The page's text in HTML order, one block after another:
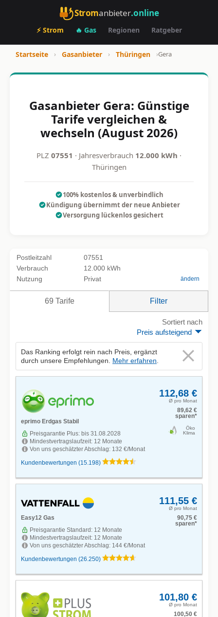
Stromanbieter.online
⚡ Strom 🔥 Gas Regionen Ratgeber
Startseite › Gasanbieter › Thüringen ›Gera
Gasanbieter Gera: Günstige
Tarife vergleichen &
wechseln (August 2026)
PLZ 07551 · Jahresverbrauch 12.000 kWh ·
Thüringen
100% kostenlos & unverbindlich
Kündigung übernimmt der neue Anbieter
Versorgung lückenlos gesichert